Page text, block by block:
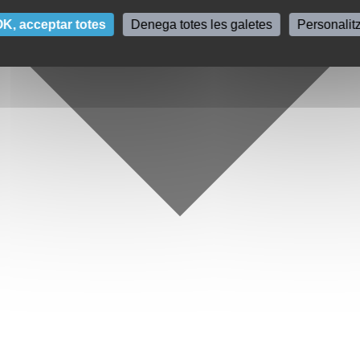
acceptar totes Denega totes les galetes